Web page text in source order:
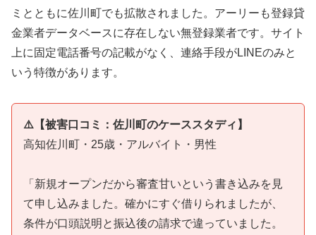
ミとともに佐川町でも拡散されました。アーリーも登録貸
金業者データベースに存在しない無登録業者です。サイト
上に固定電話番号の記載がなく、連絡手段がLINEのみと
いう特徴があります。
⚠️【被害口コミ：佐川町のケーススタディ】
高知佐川町・25歳・アルバイト・男性
「新規オープンだから審査甘いという書き込みを見
て申し込みました。確かにすぐ借りられましたが、
条件が口頭説明と振込後の請求で違っていました。